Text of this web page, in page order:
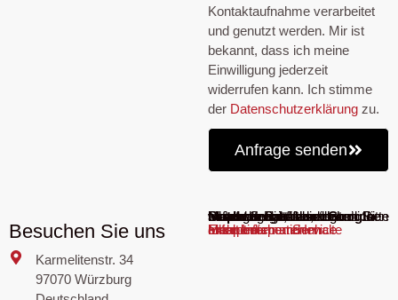
Kontaktaufnahme verarbeitet
und genutzt werden. Mir ist
bekannt, dass ich meine
Einwilligung jederzeit
widerrufen kann. Ich stimme
der Datenschutzerklärung zu.
Anfrage senden
Besuchen Sie uns
Karmelitenstr. 34
97070 Würzburg
Sie sehen gerade einen Platzhalterinhalt von
Google Maps
. Um auf den eigentlichen Inhalt zuzugreifen, klicken Sie auf die Schaltfläche unten. Bitte beachten Sie, dass dabei Daten an Drittanbieter weitergegeben werden.
Mehr Informationen
Inhalt entsperren
Erforderlichen Service akzeptieren und Inhalte entsperren